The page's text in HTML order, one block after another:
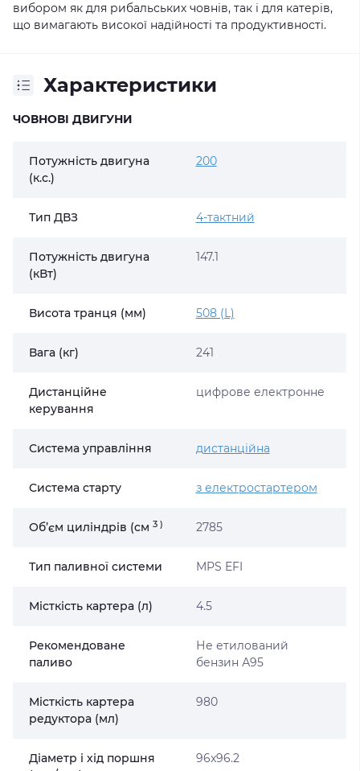
вибором як для рибальських човнів, так і для катерів,
що вимагають високої надійності та продуктивності.
Характеристики
ЧОВНОВІ ДВИГУНИ
Потужність двигуна
(к.с.)
200
Тип ДВЗ 4-тактний
Потужність двигуна
(кВт)
147.1
Висота транця (мм) 508 (L)
Вага (кг) 241
Дистанційне
керування
цифрове електронне
Система управління дистанційна
Система старту з електростартером
Об’єм циліндрів (cм 3 ) 2785
Тип паливної системи MPS EFI
Місткість картера (л) 4.5
Рекомендоване
паливо
Не етилований
бензин А95
Місткість картера
редуктора (мл)
980
Діаметр і хід поршня
96x96.2